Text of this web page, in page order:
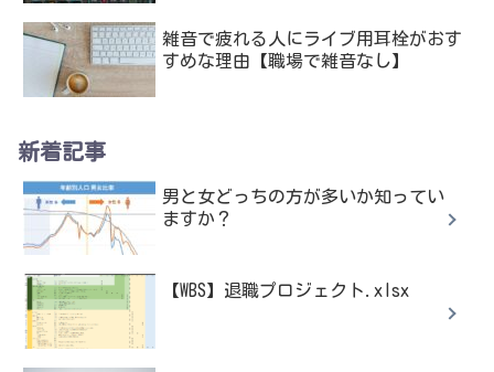
雑音で疲れる人にライブ用耳栓がおす
すめな理由【職場で雑音なし】
新着記事
男と女どっちの方が多いか知ってい
ますか？
【WBS】退職プロジェクト.xlsx